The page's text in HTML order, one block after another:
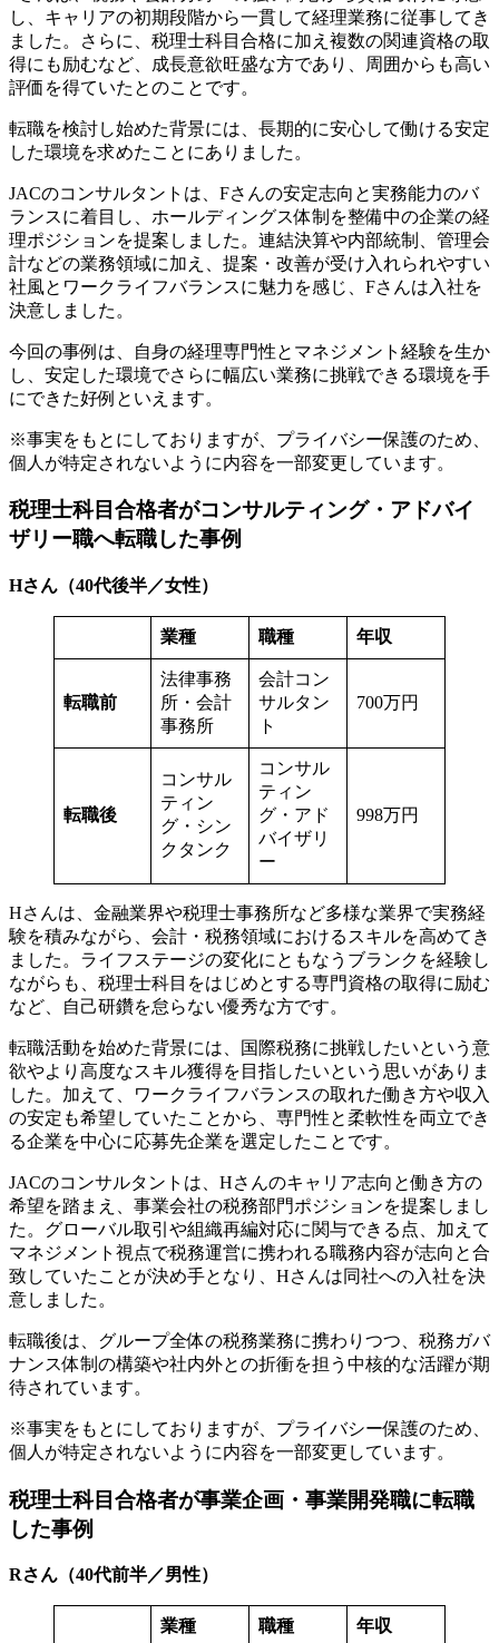
し、キャリアの初期段階から一貫して経理業務に従事してき
ました。さらに、税理士科目合格に加え複数の関連資格の取
得にも励むなど、成長意欲旺盛な方であり、周囲からも高い
評価を得ていたとのことです。
転職を検討し始めた背景には、長期的に安心して働ける安定
した環境を求めたことにありました。
JACのコンサルタントは、Fさんの安定志向と実務能力のバ
ランスに着目し、ホールディングス体制を整備中の企業の経
理ポジションを提案しました。連結決算や内部統制、管理会
計などの業務領域に加え、提案・改善が受け入れられやすい
社風とワークライフバランスに魅力を感じ、Fさんは入社を
決意しました。
今回の事例は、自身の経理専門性とマネジメント経験を生か
し、安定した環境でさらに幅広い業務に挑戦できる環境を手
にできた好例といえます。
※事実をもとにしておりますが、プライバシー保護のため、
個人が特定されないように内容を一部変更しています。
税理士科目合格者がコンサルティング・アドバイ
ザリー職へ転職した事例
Hさん（40代後半／女性）
業種 職種 年収
転職前
法律事務
所・会計
事務所
会計コン
サルタン
ト
700万円
転職後
コンサル
ティン
グ・シン
クタンク
コンサル
ティン
グ・アド
バイザリ
ー
998万円
Hさんは、金融業界や税理士事務所など多様な業界で実務経
験を積みながら、会計・税務領域におけるスキルを高めてき
ました。ライフステージの変化にともなうブランクを経験し
ながらも、税理士科目をはじめとする専門資格の取得に励む
など、自己研鑽を怠らない優秀な方です。
転職活動を始めた背景には、国際税務に挑戦したいという意
欲やより高度なスキル獲得を目指したいという思いがありま
した。加えて、ワークライフバランスの取れた働き方や収入
の安定も希望していたことから、専門性と柔軟性を両立でき
る企業を中心に応募先企業を選定したことです。
JACのコンサルタントは、Hさんのキャリア志向と働き方の
希望を踏まえ、事業会社の税務部門ポジションを提案しまし
た。グローバル取引や組織再編対応に関与できる点、加えて
マネジメント視点で税務運営に携われる職務内容が志向と合
致していたことが決め手となり、Hさんは同社への入社を決
意しました。
転職後は、グループ全体の税務業務に携わりつつ、税務ガバ
ナンス体制の構築や社内外との折衝を担う中核的な活躍が期
待されています。
※事実をもとにしておりますが、プライバシー保護のため、
個人が特定されないように内容を一部変更しています。
税理士科目合格者が事業企画・事業開発職に転職
した事例
Rさん（40代前半／男性）
業種 職種 年収